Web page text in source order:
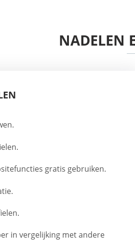
NADELEN
gratis gebruiken.
in vergelijking met andere